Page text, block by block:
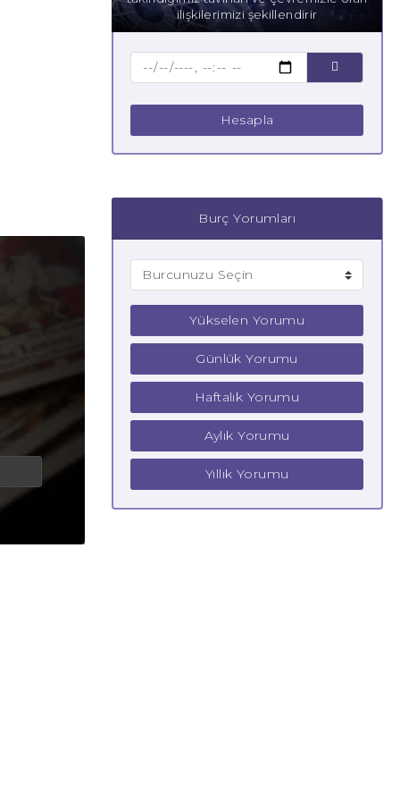
ilişkilerimizi şekillendirir
Hesapla
Burç Yorumları
Yükselen Yorumu
Günlük Yorumu
Haftalık Yorumu
Aylık Yorumu
Yıllık Yorumu